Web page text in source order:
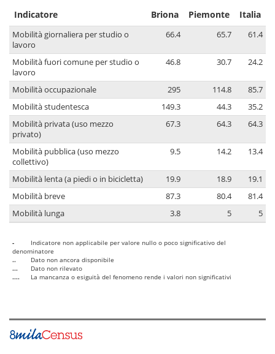
Indicatore Briona Piemonte Italia
Mobilità giornaliera per studio o
lavoro
66.4 65.7 61.4
Mobilità fuori comune per studio o
lavoro
46.8 30.7 24.2
Mobilità occupazionale 295 114.8
85.7
Mobilità studentesca
149.3 44.3
35.2
Mobilità privata (uso mezzo
privato)
67.3 64.3 64.3
Mobilità pubblica (uso mezzo
collettivo)
9.5 14.2 13.4
Mobilità lenta (a piedi o in bicicletta) 19.9 18.9
19.1
Mobilità breve
87.3 80.4
81.4
Mobilità lunga
3.8 5 5
-
Indicatore non applicabile per valore nullo o poco significativo del
denominatore
..
Dato non ancora disponibile
...
Dato non rilevato
....
La mancanza o esiguità del fenomeno rende i valori non significativi